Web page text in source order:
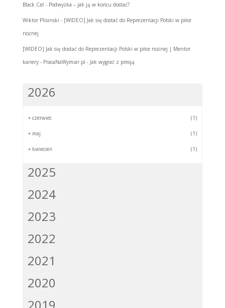
Black Cat- Podwyżka – jak ją w końcu dostać?
Wiktor Plisinski - [WIDEO] Jak się dostać do Reprezentacji Polski w piłce
nożnej
[WIDEO] Jak się dostać do Reprezentacji Polski w piłce nożnej | Mentor
kariery - PracaNaWymiar.pl - Jak wygrać z presją
2026
+ czerwiec (1)
+ maj (1)
+ kwiecień (1)
2025
2024
2023
2022
2021
2020
2019